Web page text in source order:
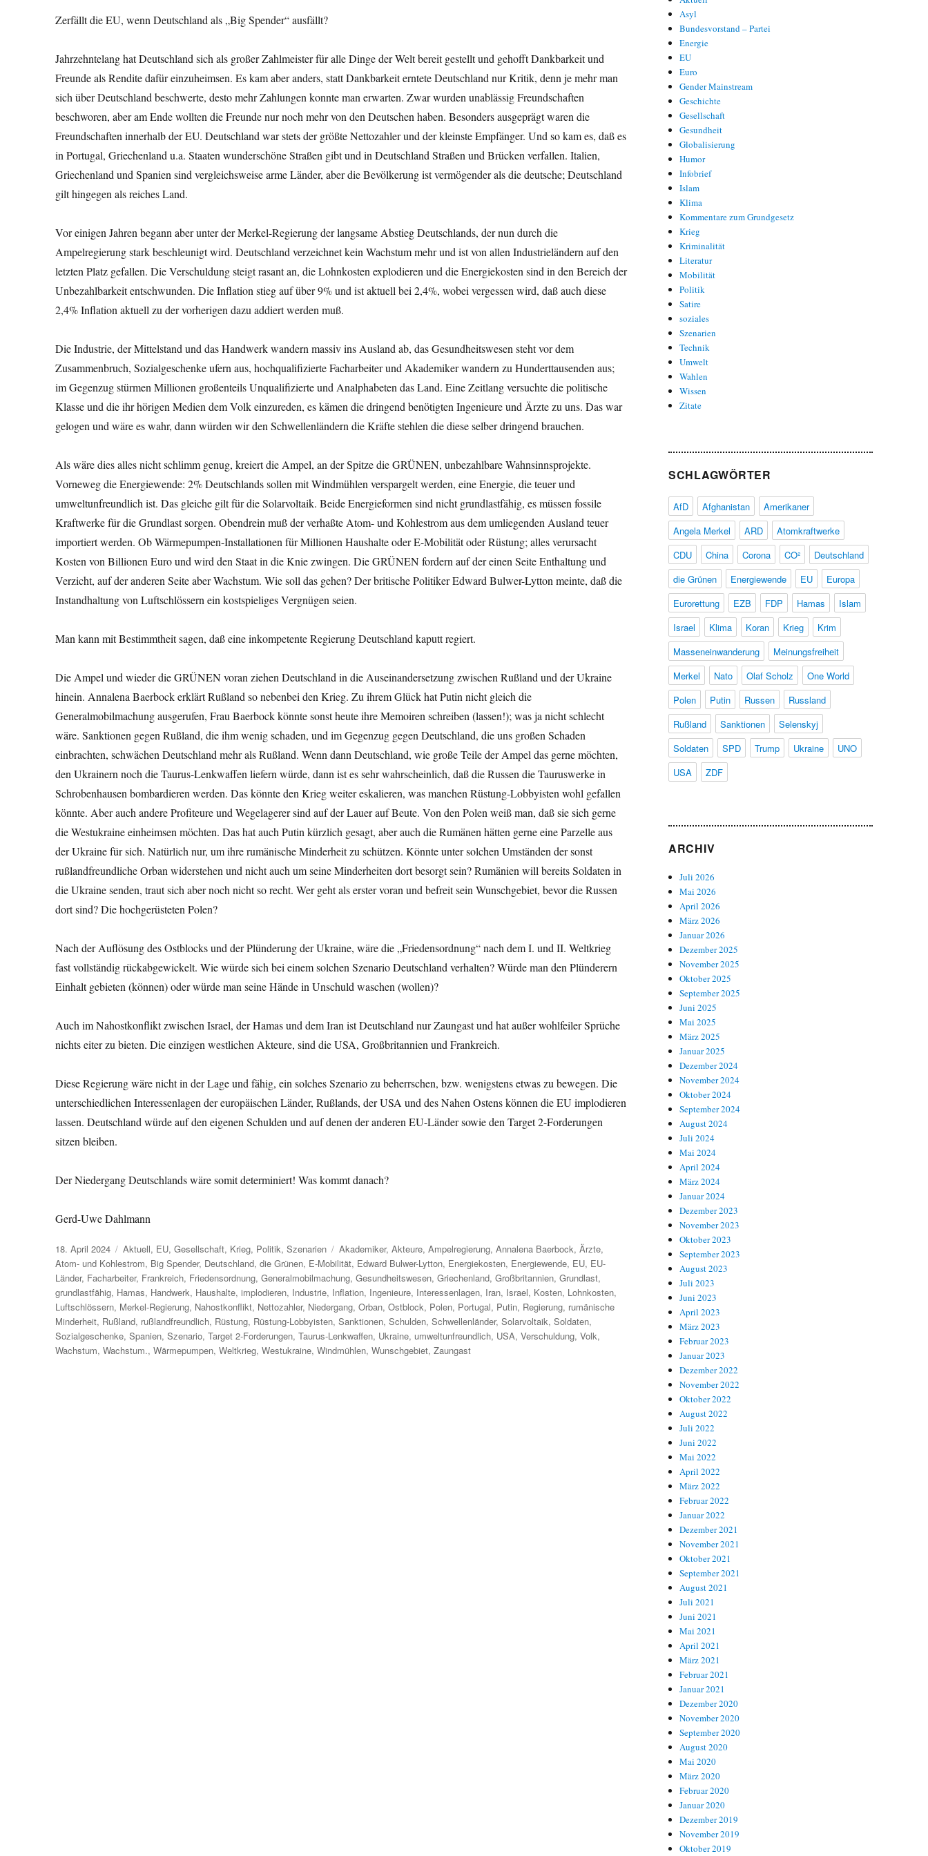
Zerfällt die EU, wenn Deutschland als „Big Spender“ ausfällt?
Jahrzehntelang hat Deutschland sich als großer Zahlmeister für alle Dinge der Welt bereit gestellt und gehofft Dankbarkeit und
Freunde als Rendite dafür einzuheimsen. Es kam aber anders, statt Dankbarkeit erntete Deutschland nur Kritik, denn je mehr man
sich über Deutschland beschwerte, desto mehr Zahlungen konnte man erwarten. Zwar wurden unablässig Freundschaften
beschworen, aber am Ende wollten die Freunde nur noch mehr von den Deutschen haben. Besonders ausgeprägt waren die
Freundschaften innerhalb der EU. Deutschland war stets der größte Nettozahler und der kleinste Empfänger. Und so kam es, daß es
in Portugal, Griechenland u.a. Staaten wunderschöne Straßen gibt und in Deutschland Straßen und Brücken verfallen. Italien,
Griechenland und Spanien sind vergleichsweise arme Länder, aber die Bevölkerung ist vermögender als die deutsche; Deutschland
gilt hingegen als reiches Land.
Vor einigen Jahren begann aber unter der Merkel-Regierung der langsame Abstieg Deutschlands, der nun durch die
Ampelregierung stark beschleunigt wird. Deutschland verzeichnet kein Wachstum mehr und ist von allen Industrieländern auf den
letzten Platz gefallen. Die Verschuldung steigt rasant an, die Lohnkosten explodieren und die Energiekosten sind in den Bereich der
Unbezahlbarkeit entschwunden. Die Inflation stieg auf über 9% und ist aktuell bei 2,4%, wobei vergessen wird, daß auch diese
2,4% Inflation aktuell zu der vorherigen dazu addiert werden muß.
Die Industrie, der Mittelstand und das Handwerk wandern massiv ins Ausland ab, das Gesundheitswesen steht vor dem
Zusammenbruch, Sozialgeschenke ufern aus, hochqualifizierte Facharbeiter und Akademiker wandern zu Hunderttausenden aus;
im Gegenzug stürmen Millionen großenteils Unqualifizierte und Analphabeten das Land. Eine Zeitlang versuchte die politische
Klasse und die ihr hörigen Medien dem Volk einzureden, es kämen die dringend benötigten Ingenieure und Ärzte zu uns. Das war
gelogen und wäre es wahr, dann würden wir den Schwellenländern die Kräfte stehlen die diese selber dringend brauchen.
Als wäre dies alles nicht schlimm genug, kreiert die Ampel, an der Spitze die GRÜNEN, unbezahlbare Wahnsinnsprojekte.
Vorneweg die Energiewende: 2% Deutschlands sollen mit Windmühlen verspargelt werden, eine Energie, die teuer und
umweltunfreundlich ist. Das gleiche gilt für die Solarvoltaik. Beide Energieformen sind nicht grundlastfähig, es müssen fossile
Kraftwerke für die Grundlast sorgen. Obendrein muß der verhaßte Atom- und Kohlestrom aus dem umliegenden Ausland teuer
importiert werden. Ob Wärmepumpen-Installationen für Millionen Haushalte oder E-Mobilität oder Rüstung; alles verursacht
Kosten von Billionen Euro und wird den Staat in die Knie zwingen. Die GRÜNEN fordern auf der einen Seite Enthaltung und
Verzicht, auf der anderen Seite aber Wachstum. Wie soll das gehen? Der britische Politiker Edward Bulwer-Lytton meinte, daß die
Instandhaltung von Luftschlössern ein kostspieliges Vergnügen seien.
Man kann mit Bestimmtheit sagen, daß eine inkompetente Regierung Deutschland kaputt regiert.
Die Ampel und wieder die GRÜNEN voran ziehen Deutschland in die Auseinandersetzung zwischen Rußland und der Ukraine
hinein. Annalena Baerbock erklärt Rußland so nebenbei den Krieg. Zu ihrem Glück hat Putin nicht gleich die
Generalmobilmachung ausgerufen, Frau Baerbock könnte sonst heute ihre Memoiren schreiben (lassen!); was ja nicht schlecht
wäre. Sanktionen gegen Rußland, die ihm wenig schaden, und im Gegenzug gegen Deutschland, die uns großen Schaden
einbrachten, schwächen Deutschland mehr als Rußland. Wenn dann Deutschland, wie große Teile der Ampel das gerne möchten,
den Ukrainern noch die Taurus-Lenkwaffen liefern würde, dann ist es sehr wahrscheinlich, daß die Russen die Tauruswerke in
Schrobenhausen bombardieren werden. Das könnte den Krieg weiter eskalieren, was manchen Rüstung-Lobbyisten wohl gefallen
könnte. Aber auch andere Profiteure und Wegelagerer sind auf der Lauer auf Beute. Von den Polen weiß man, daß sie sich gerne
die Westukraine einheimsen möchten. Das hat auch Putin kürzlich gesagt, aber auch die Rumänen hätten gerne eine Parzelle aus
der Ukraine für sich. Natürlich nur, um ihre rumänische Minderheit zu schützen. Könnte unter solchen Umständen der sonst
rußlandfreundliche Orban widerstehen und nicht auch um seine Minderheiten dort besorgt sein? Rumänien will bereits Soldaten in
die Ukraine senden, traut sich aber noch nicht so recht. Wer geht als erster voran und befreit sein Wunschgebiet, bevor die Russen
dort sind? Die hochgerüsteten Polen?
Nach der Auflösung des Ostblocks und der Plünderung der Ukraine, wäre die „Friedensordnung“ nach dem I. und II. Weltkrieg
fast vollständig rückabgewickelt. Wie würde sich bei einem solchen Szenario Deutschland verhalten? Würde man den Plünderern
Einhalt gebieten (können) oder würde man seine Hände in Unschuld waschen (wollen)?
Auch im Nahostkonflikt zwischen Israel, der Hamas und dem Iran ist Deutschland nur Zaungast und hat außer wohlfeiler Sprüche
nichts eiter zu bieten. Die einzigen westlichen Akteure, sind die USA, Großbritannien und Frankreich.
Diese Regierung wäre nicht in der Lage und fähig, ein solches Szenario zu beherrschen, bzw. wenigstens etwas zu bewegen. Die
unterschiedlichen Interessenlagen der europäischen Länder, Rußlands, der USA und des Nahen Ostens können die EU implodieren
lassen. Deutschland würde auf den eigenen Schulden und auf denen der anderen EU-Länder sowie den Target 2-Forderungen
sitzen bleiben.
Der Niedergang Deutschlands wäre somit determiniert! Was kommt danach?
Gerd-Uwe Dahlmann
Veröffentlicht
am
18. April 2024 Kategorien
Aktuell, EU,Gesellschaft, Krieg, Politik,Szenarien Schlagwörter
Akademiker,Akteure,Ampelregierung,Annalena Baerbock,Ärzte,
Atom- und Kohlestrom, Big Spender, Deutschland,die Grünen, E-Mobilität, Edward Bulwer-Lytton, Energiekosten, Energiewende, EU, EU-
Länder, Facharbeiter, Frankreich, Friedensordnung,Generalmobilmachung,Gesundheitswesen,Griechenland,Großbritannien,Grundlast,
grundlastfähig, Hamas, Handwerk, Haushalte,implodieren, Industrie, Inflation, Ingenieure, Interessenlagen, Iran, Israel, Kosten, Lohnkosten,
Luftschlössern, Merkel-Regierung, Nahostkonflikt, Nettozahler, Niedergang,Orban,Ostblock, Polen, Portugal, Putin, Regierung, rumänische
Minderheit, Rußland, rußlandfreundlich, Rüstung, Rüstung-Lobbyisten,Sanktionen,Schulden,Schwellenländer,Solarvoltaik,Soldaten,
Sozialgeschenke,Spanien,Szenario,Target 2-Forderungen,Taurus-Lenkwaffen, Ukraine, umweltunfreundlich, USA,Verschuldung,Volk,
Wachstum,Wachstum.,Wärmepumpen,Weltkrieg,Westukraine,Windmühlen,Wunschgebiet,Zaungast
Asyl
Bundesvorstand – Partei
Energie
EU
Euro
Gender Mainstream
Geschichte
Gesellschaft
Gesundheit
Globalisierung
Humor
Infobrief
Islam
Klima
Kommentare zum Grundgesetz
Krieg
Kriminalität
Literatur
Mobilität
Politik
Satire
soziales
Szenarien
Technik
Umwelt
Wahlen
Wissen
Zitate
SCHLAGWÖRTER
AfD Afghanistan
Amerikaner
Angela Merkel
ARD
Atomkraftwerke
CDU
China Corona CO²
Deutschland
die Grünen
Energiewende EU
Europa
Eurorettung
EZB FDP Hamas
Islam
Israel
Klima Koran Krieg
Krim
Masseneinwanderung
Meinungsfreiheit
Merkel
Nato Olaf Scholz
One World
Polen
Putin Russen
Russland
Rußland
Sanktionen
Selenskyj
Soldaten
SPD Trump Ukraine
UNO
USA
ZDF
ARCHIV
Juli 2026
Mai 2026
April 2026
März 2026
Januar 2026
Dezember 2025
November 2025
Oktober 2025
September 2025
Juni 2025
Mai 2025
März 2025
Januar 2025
Dezember 2024
November 2024
Oktober 2024
September 2024
August 2024
Juli 2024
Mai 2024
April 2024
März 2024
Januar 2024
Dezember 2023
November 2023
Oktober 2023
September 2023
August 2023
Juli 2023
Juni 2023
April 2023
März 2023
Februar 2023
Januar 2023
Dezember 2022
November 2022
Oktober 2022
August 2022
Juli 2022
Juni 2022
Mai 2022
April 2022
März 2022
Februar 2022
Januar 2022
Dezember 2021
November 2021
Oktober 2021
September 2021
August 2021
Juli 2021
Juni 2021
Mai 2021
April 2021
März 2021
Februar 2021
Januar 2021
Dezember 2020
November 2020
September 2020
August 2020
Mai 2020
März 2020
Februar 2020
Januar 2020
Dezember 2019
November 2019
Oktober 2019